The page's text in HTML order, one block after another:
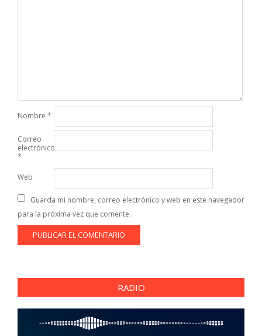
Nombre *
Correo
electrónico
*
Web
Guarda mi nombre, correo electrónico y web en este navegador
para la próxima vez que comente.
RADIO